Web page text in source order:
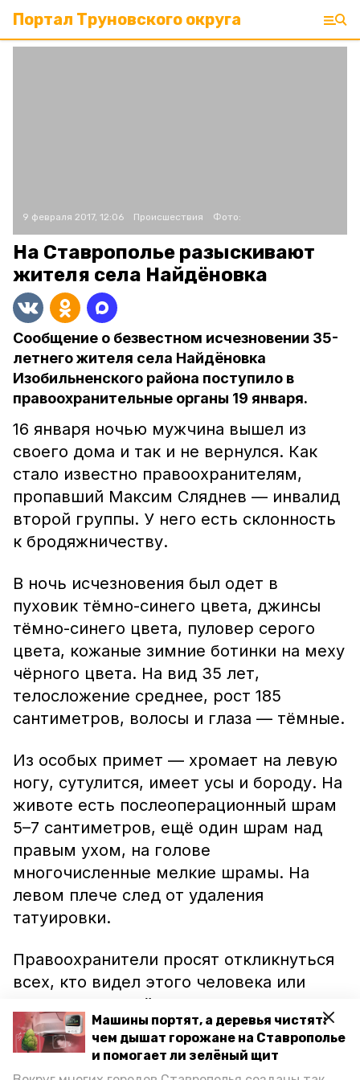
Машины портят, а деревья чистят:
чем дышат горожане на Ставрополье
и помогает ли зелёный щит
Портал Труновского округа
9 февраля 2017, 12:06 Происшествия Фото:
На Ставрополье разыскивают
жителя села Найдёновка
Сообщение о безвестном исчезновении 35-
летнего жителя села Найдёновка
Изобильненского района поступило в
правоохранительные органы 19 января.
16 января ночью мужчина вышел из
своего дома и так и не вернулся. Как
стало известно правоохранителям,
пропавший Максим Сляднев — инвалид
второй группы. У него есть склонность
к бродяжничеству.
В ночь исчезновения был одет в
пуховик тёмно-синего цвета, джинсы
тёмно-синего цвета, пуловер серого
цвета, кожаные зимние ботинки на меху
чёрного цвета. На вид 35 лет,
телосложение среднее, рост 185
сантиметров, волосы и глаза — тёмные.
Из особых примет — хромает на левую
ногу, сутулится, имеет усы и бороду. На
животе есть послеоперационный шрам
5–7 сантиметров, ещё один шрам над
правым ухом, на голове
многочисленные мелкие шрамы. На
левом плече след от удаления
татуировки.
Правоохранители просят откликнуться
всех, кто видел этого человека или
знает, где он сейчас находится. Телефон
для связи: 8 (865-45) 2-46-52, 02.